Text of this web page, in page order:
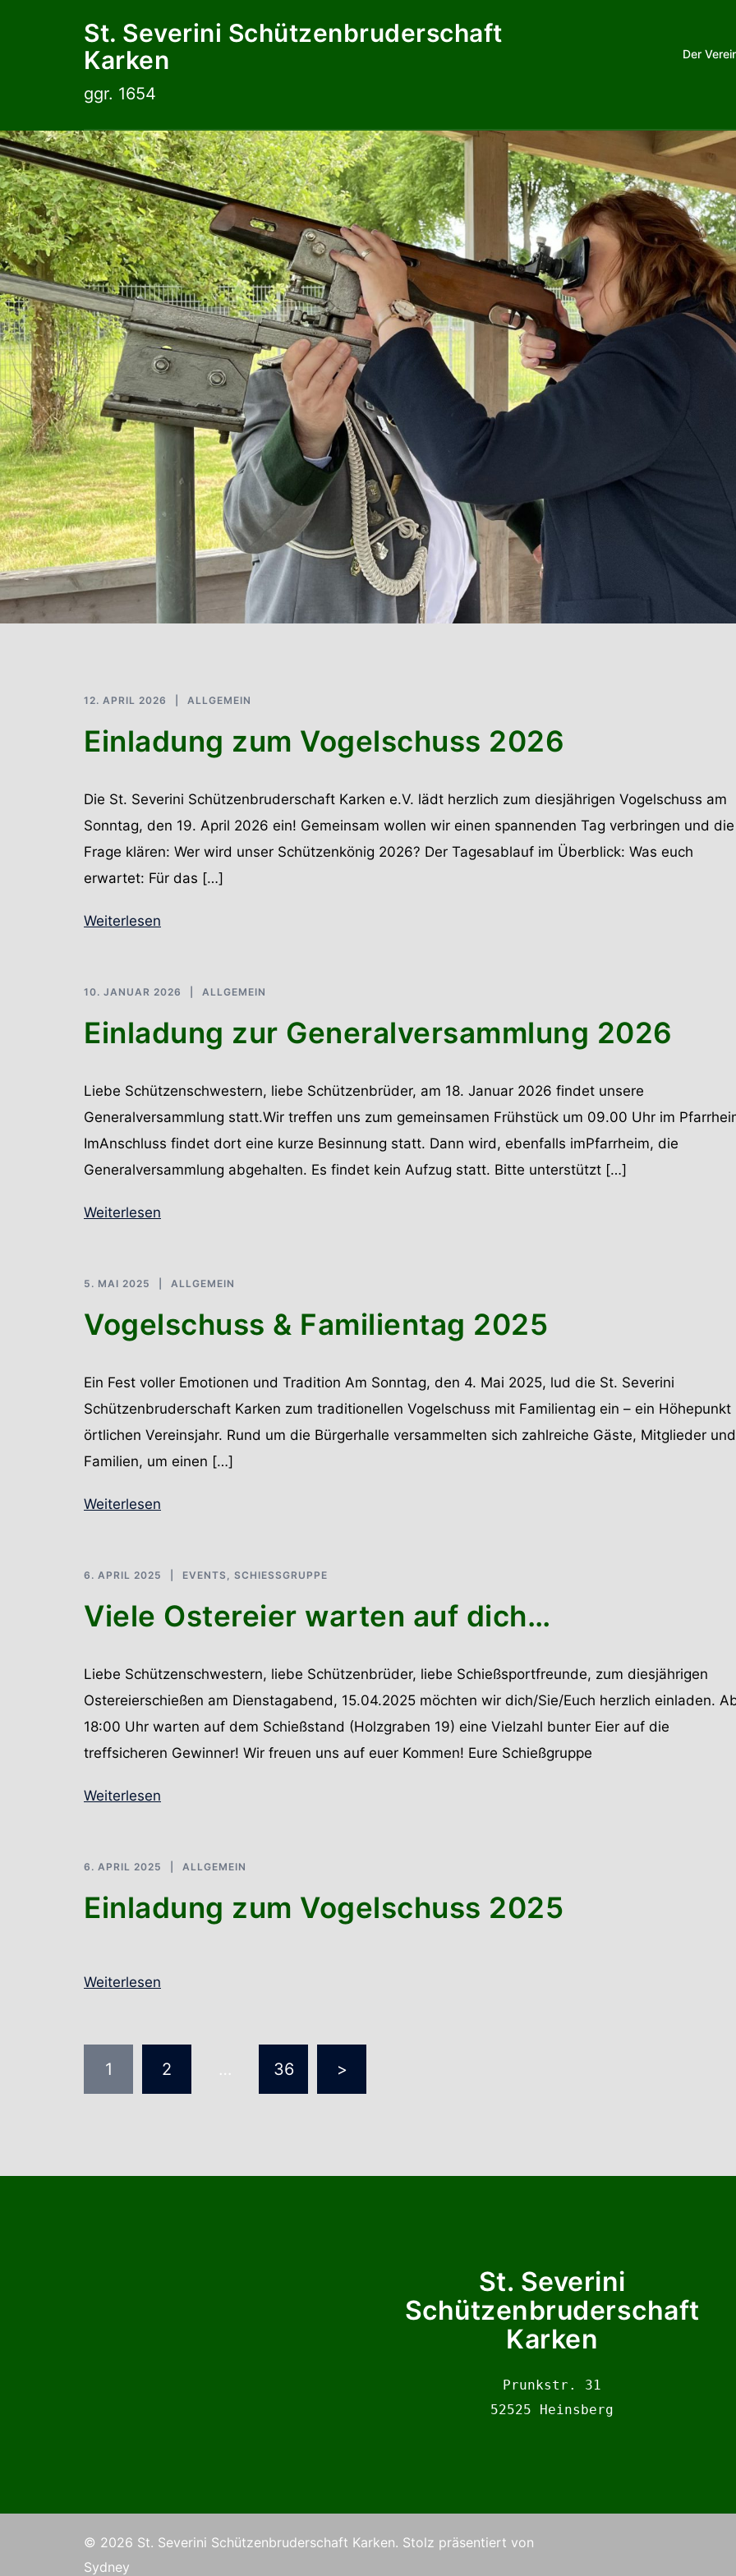
St. Severini Schützenbruderschaft
Karken
ggr. 1654
Der
12. APRIL 2026 ALLGEMEIN
Einladung zum Vogelschuss 2026
Die St. Severini Schützenbruderschaft Karken e.V. lädt herzlich zum diesjährigen Vogelschuss am
Sonntag, den 19. April 2026 ein! Gemeinsam wollen wir einen spannenden Tag verbringen und die
Frage klären: Wer wird unser Schützenkönig 2026? Der Tagesablauf im Überblick: Was euch
erwartet: Für das […]
Weiterlesen
10. JANUAR 2026 ALLGEMEIN
Einladung zur Generalversammlung 2026
Liebe Schützenschwestern, liebe Schützenbrüder, am 18. Januar 2026 findet unsere
Generalversammlung statt.Wir treffen uns zum gemeinsamen Frühstück um 09.00 Uhr im
ImAnschluss findet dort eine kurze Besinnung statt. Dann wird, ebenfalls imPfarrheim, die
Generalversammlung abgehalten. Es findet kein Aufzug statt. Bitte unterstützt […]
Weiterlesen
5. MAI 2025 ALLGEMEIN
Vogelschuss & Familientag 2025
Ein Fest voller Emotionen und Tradition Am Sonntag, den 4. Mai 2025, lud die St. Severini
Schützenbruderschaft Karken zum traditionellen Vogelschuss mit Familientag ein – ein Höhepunkt
örtlichen Vereinsjahr. Rund um die Bürgerhalle versammelten sich zahlreiche Gäste, Mitglieder und
Familien, um einen […]
Weiterlesen
6. APRIL 2025 EVENTS , SCHIESSGRUPPE
Viele Ostereier warten auf dich…
Liebe Schützenschwestern, liebe Schützenbrüder, liebe Schießsportfreunde, zum diesjährigen
Ostereierschießen am Dienstagabend, 15.04.2025 möchten wir dich/Sie/Euch herzlich einladen.
18:00 Uhr warten auf dem Schießstand (Holzgraben 19) eine Vielzahl bunter Eier auf die
treffsicheren Gewinner! Wir freuen uns auf euer Kommen! Eure Schießgruppe
Weiterlesen
6. APRIL 2025 ALLGEMEIN
Einladung zum Vogelschuss 2025
Weiterlesen
Seitennummerierung
der
1 2 … 36 >
St. Severini
Schützenbruderschaft
Karken
Prunkstr. 31
52525 Heinsberg
© 2026 St. Severini Schützenbruderschaft Karken. Stolz präsentiert von
Sydney